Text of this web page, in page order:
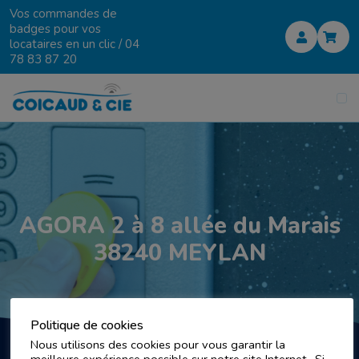
Vos commandes de
badges pour vos
locataires en un clic /04
78 83 87 20
AGORA 2 à 8 allée du Marais
38240 MEYLAN
Politique de cookies
Nous utilisons des cookies pour vous garantir la